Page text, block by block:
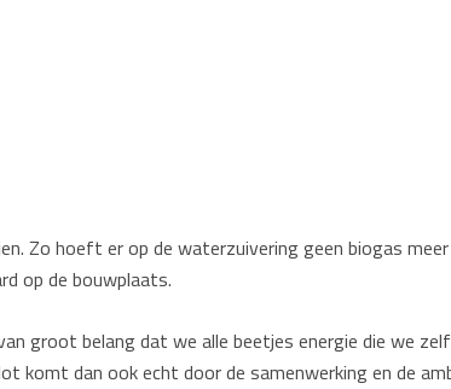
Zo hoeft er op de waterzuivering geen biogas
op de bouwplaats.
groot belang dat we alle beetjes energie die we
komt dan ook echt door de samenwerking en de